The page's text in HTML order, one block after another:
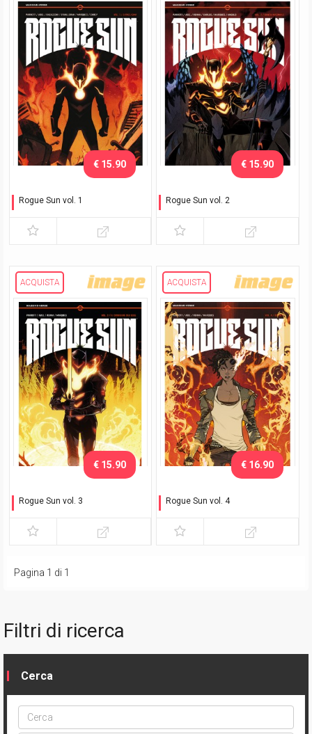
Rogue Sun vol. 1
€ 15.90
Rogue Sun vol. 2
€ 15.90
ACQUISTA
Rogue Sun vol. 3
€ 15.90
ACQUISTA
Rogue Sun vol. 4
€ 16.90
Pagina 1 di 1
Filtri di ricerca
Cerca
Cerca
ptype